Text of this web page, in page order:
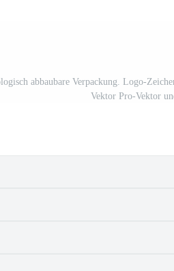
abbaubare Verpackung. Logo-
Vektor Pro-Vektor